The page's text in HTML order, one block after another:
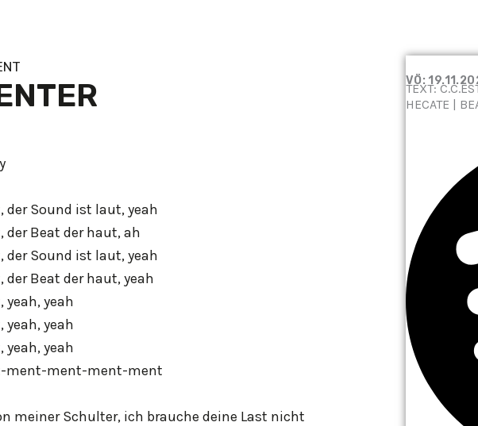
Sound ist laut, yeah
Beat der haut, ah
Sound ist laut, yeah
Beat der haut, yeah
yeah
yeah
yeah
ment-ment-ment-ment
meiner Schulter, ich brauche deine Last nicht
VÖ:
TEXT:
HECATE |
VON